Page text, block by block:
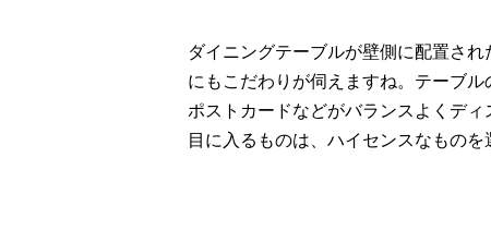
ダイニングテーブルが壁側に配置さ
にもこだわりが伺えますね。テーブ
ポストカードなどがバランスよくデ
目に入るものは、ハイセンスなものを